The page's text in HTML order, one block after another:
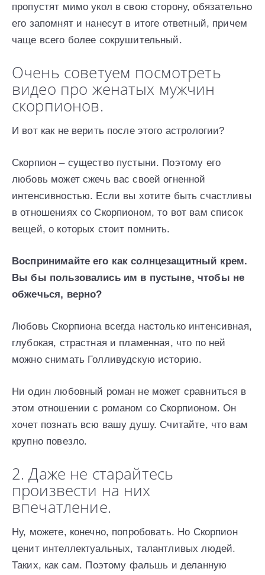
пропустят мимо укол в свою сторону, обязательно
его запомнят и нанесут в итоге ответный, причем
чаще всего более сокрушительный.
Очень советуем посмотреть
видео про женатых мужчин
скорпионов.
И вот как не верить после этого астрологии?
Скорпион – существо пустыни. Поэтому его
любовь может сжечь вас своей огненной
интенсивностью. Если вы хотите быть счастливы
в отношениях со Скорпионом, то вот вам список
вещей, о которых стоит помнить.
Воспринимайте его как солнцезащитный крем.
Вы бы пользовались им в пустыне, чтобы не
обжечься, верно?
Любовь Скорпиона всегда настолько интенсивная,
глубокая, страстная и пламенная, что по ней
можно снимать Голливудскую историю.
Ни один любовный роман не может сравниться в
этом отношении с романом со Скорпионом. Он
хочет познать всю вашу душу. Считайте, что вам
крупно повезло.
2. Даже не старайтесь
произвести на них
впечатление.
Ну, можете, конечно, попробовать. Но Скорпион
ценит интеллектуальных, талантливых людей.
Таких, как сам. Поэтому фальшь и деланную